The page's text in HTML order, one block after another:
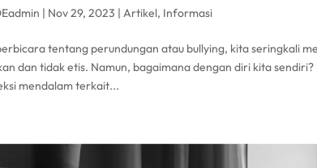
| Nov 29, 2023 |Artikel, Informasi
tentang perundungan atau bullying, kita seringkali
dan tidak etis. Namun, bagaimana dengan diri kita
mendalam terkait...